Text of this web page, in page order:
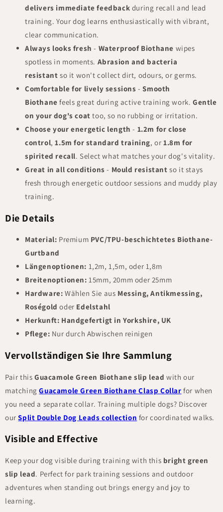
delivers immediate feedback during recall and lead
training. Your dog learns enthusiastically with vibrant,
clear communication.
Always looks fresh - Waterproof Biothane wipes
spotless in moments. Abrasion and bacteria
resistant so it won't collect dirt, odours, or germs.
Comfortable for lively sessions - Smooth
Biothane feels great during active training work. Gentle
on your dog's coat too, so no rubbing or irritation.
Choose your energetic length - 1.2m for close
control, 1.5m for standard training, or 1.8m for
spirited recall. Select what matches your dog's vitality.
Great in all conditions - Mould resistant so it stays
fresh through energetic outdoor sessions and muddy play
training.
Die Details
Material: Premium PVC/TPU-beschichtetes Biothane-
Gurtband
Längenoptionen: 1,2m, 1,5m, oder 1,8m
Breitenoptionen: 15mm, 20mm oder 25mm
Hardware: Wählen Sie aus Messing, Antikmessing,
Roségold oder Edelstahl
Herkunft: Handgefertigt in Yorkshire, UK
Pflege: Nur durch Abwischen reinigen
Vervollständigen Sie Ihre Sammlung
Pair this Guacamole Green Biothane slip lead with our
matching Guacamole Green Biothane Clasp Collar for when
you need a separate collar. Training multiple dogs? Discover
our Split Double Dog Leads collection for coordinated walks.
Visible and Effective
Keep your dog visible during training with this bright green
slip lead. Perfect for park training sessions and outdoor
adventures when standing out brings energy and joy to
learning.